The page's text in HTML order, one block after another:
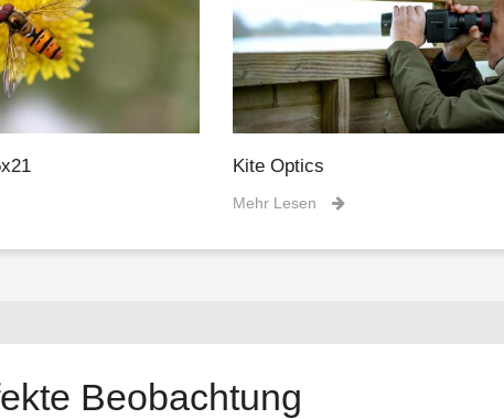
Kite Optics
Mehr Lesen
Beobachtung